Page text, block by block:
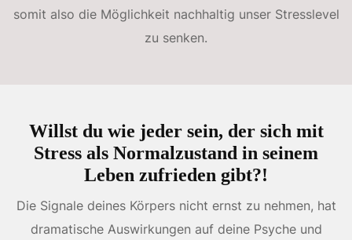
somit also die Möglichkeit nachhaltig unser Stresslevel
zu senken.
Willst du wie jeder sein, der sich mit
Stress als Normalzustand in seinem
Leben zufrieden gibt?!
Die Signale deines Körpers nicht ernst zu nehmen, hat
dramatische Auswirkungen auf deine Psyche und